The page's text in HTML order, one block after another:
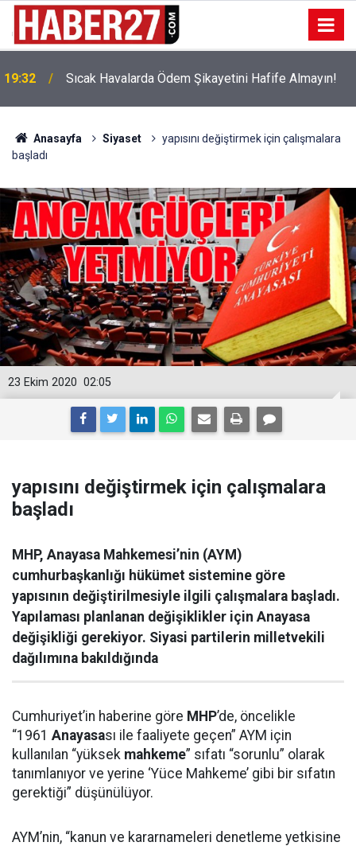
19:32 Sıcak Havalarda Ödem Şikayetini Hafife Almayın!
Anasayfa Siyaset
yapısını değiştirmek için çalışmalara
başladı
02:05
23 Ekim 2020
yapısını değiştirmek için çalışmalara
başladı
MHP, Anayasa Mahkemesi’nin (AYM)
cumhurbaşkanlığı hükümet sistemine göre
yapısının değiştirilmesiyle ilgili çalışmalara başladı.
Yapılaması planlanan değişiklikler için Anayasa
değişikliği gerekiyor. Siyasi partilerin milletvekili
dağılımına bakıldığında
Cumhuriyet’in haberine göre MHP’de, öncelikle
“1961 Anayasası ile faaliyete geçen” AYM için
kullanılan “yüksek mahkeme” sıfatı “sorunlu” olarak
tanımlanıyor ve yerine ‘Yüce Mahkeme’ gibi bir sıfatın
gerektiği” düşünülüyor.
AYM’nin, “kanun ve kararnameleri denetleme yetkisine